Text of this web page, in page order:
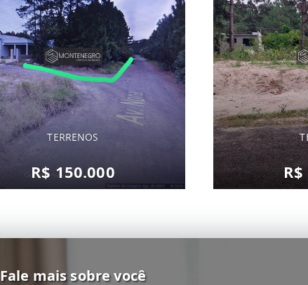
TERRENOS
R$ 150.000
Fale mais sobre você